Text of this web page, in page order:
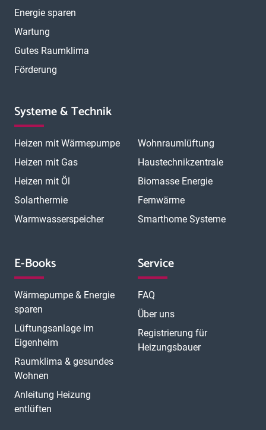
Energie sparen
Wartung
Gutes Raumklima
Förderung
Systeme & Technik
Heizen mit Wärmepumpe
Heizen mit Gas
Heizen mit Öl
Solarthermie
Warmwasserspeicher
Wohnraumlüftung
Haustechnikzentrale
Biomasse Energie
Fernwärme
Smarthome Systeme
E-Books
Wärmepumpe & Energie
sparen
Lüftungsanlage im
Eigenheim
Raumklima & gesundes
Wohnen
Anleitung Heizung
entlüften
Service
FAQ
Über uns
Registrierung für
Heizungsbauer